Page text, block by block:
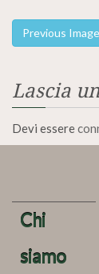
Previous Image
Lascia
Devi essere
Chi
siamo